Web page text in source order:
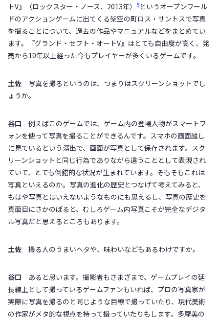
トV』（ロックスター・ノース、2013年） 5というオープンワール
ドのアクションゲームに出てくる架空の町ロス・サントスで写真
を撮ることについて、過去の作品やマニュアルなどをまとめてい
ます。『グランド・セフト・オートV』はとても自由度が高く、発
売から10年以上経った今もプレイヤーが多くいるゲームです。
土佐 写真を撮るというのは、つまりはスクリーンショットでし
ょうか。
谷口 例えばこのゲームでは、ゲーム内の登場人物がスマートフ
ォンを使って写真を撮ることができるんです。スマホの画面越し
に見ているという演出で、画面が写真として保存されます。スク
リーンショットと同じ行為でありながら違うこととして表現され
ていて、とても倒錯的な状況が生まれています。そもそもこれは
写真といえるのか。写真の進化の歴史とつなげて考えてみると、
もはや写真とはいえないようなものにも思えるし、写真の歴史を
真面目にさかのぼると、むしろゲーム内写真こそが完全なデジタ
ル写真だと思えるところもあります。
土佐 撮る人のうまいヘタや、味わいなどもあるわけですか。
谷口 あると思います。撮影者もさまざまで、ゲームプレイの延
長線上として撮っているゲームファンもいれば、プロの写真家が
実際に写真を撮るのと同じような目線で撮っていたり、現代美術
の作家がメタ的な視点を持って撮っていたりもします。多摩美の